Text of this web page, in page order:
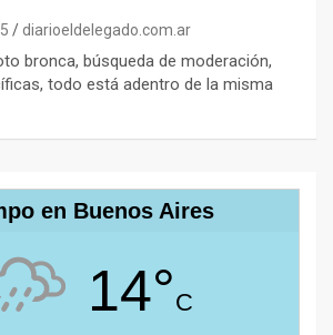
diarioeldelegado.com.ar
bronca, búsqueda de moderación,
todo está adentro de la misma
en Buenos Aires
14°C